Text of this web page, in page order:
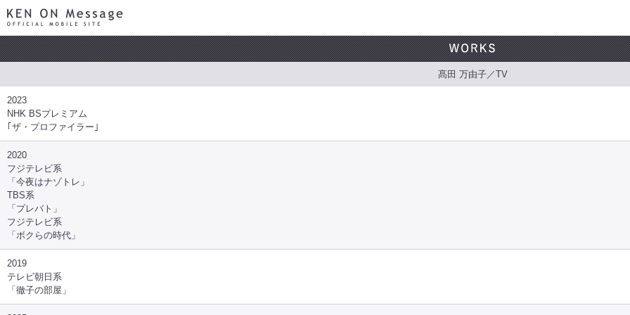
髙田 万由子／TV
2023
NHK BSプレミアム
｢ザ・プロファイラー｣
2020
フジテレビ系
「今夜はナゾトレ」
TBS系
「プレバト」
フジテレビ系
「ボクらの時代」
2019
テレビ朝日系
「徹子の部屋」